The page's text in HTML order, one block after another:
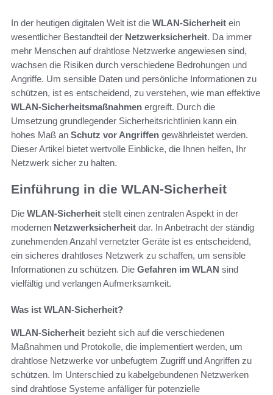
In der heutigen digitalen Welt ist die WLAN-Sicherheit ein
wesentlicher Bestandteil der Netzwerksicherheit. Da immer
mehr Menschen auf drahtlose Netzwerke angewiesen sind,
wachsen die Risiken durch verschiedene Bedrohungen und
Angriffe. Um sensible Daten und persönliche Informationen zu
schützen, ist es entscheidend, zu verstehen, wie man effektive
WLAN-Sicherheitsmaßnahmen ergreift. Durch die
Umsetzung grundlegender Sicherheitsrichtlinien kann ein
hohes Maß an Schutz vor Angriffen gewährleistet werden.
Dieser Artikel bietet wertvolle Einblicke, die Ihnen helfen, Ihr
Netzwerk sicher zu halten.
Einführung in die WLAN-Sicherheit
Die WLAN-Sicherheit stellt einen zentralen Aspekt in der
modernen Netzwerksicherheit dar. In Anbetracht der ständig
zunehmenden Anzahl vernetzter Geräte ist es entscheidend,
ein sicheres drahtloses Netzwerk zu schaffen, um sensible
Informationen zu schützen. Die Gefahren im WLAN sind
vielfältig und verlangen Aufmerksamkeit.
Was ist WLAN-Sicherheit?
WLAN-Sicherheit bezieht sich auf die verschiedenen
Maßnahmen und Protokolle, die implementiert werden, um
drahtlose Netzwerke vor unbefugtem Zugriff und Angriffen zu
schützen. Im Unterschied zu kabelgebundenen Netzwerken
sind drahtlose Systeme anfälliger für potenzielle